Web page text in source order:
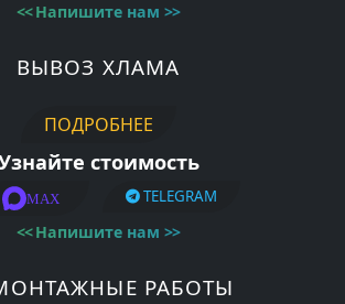
<<Напишите нам >>
ВЫВОЗ ХЛАМА
ПОДРОБНЕЕ
стоимость
MAX TELEGRAM
<<Напишите нам >>
РАБОТЫ